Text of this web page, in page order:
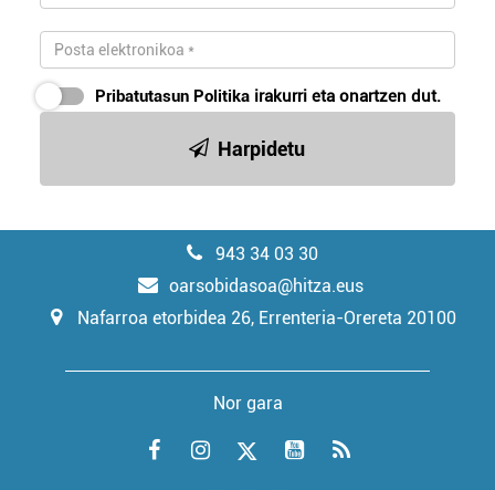
Pribatutasun Politika irakurri eta onartzen dut.
Harpidetu
943 34 03 30
oarsobidasoa@hitza.eus
Nafarroa etorbidea 26, Errenteria-Orereta 20100
Nor gara